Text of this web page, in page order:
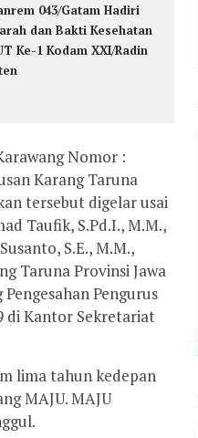
043/Gatam Hadiri
dan Bakti Kesehatan
Ke-1 Kodam XXI/Radin
Nomor :
Karang Taruna
tersebut digelar usai
Taufik, S.Pd.I., M.M.,
S.E., M.M.,
Taruna Provinsi Jawa
Pengurus
di Kantor Sekretariat
lima tahun kedepan
MAJU. MAJU